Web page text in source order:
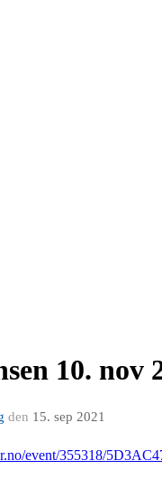
10. nov
den 15. sep 2021
event/355318/